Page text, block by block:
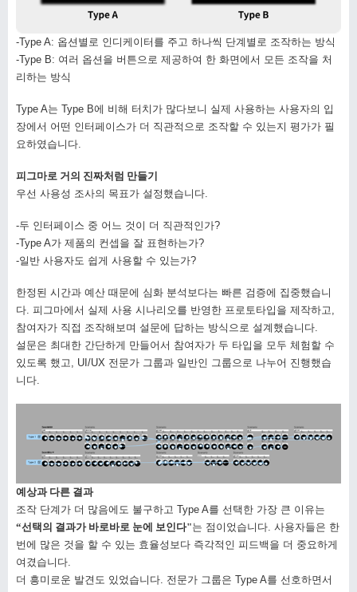
-Type A: 옵션별로 인디케이터를 주고 하나씩 단계별로 조작하는 방식
-Type B: 여러 옵션을 버튼으로 제공하여 한 화면에서 모든 조작을 처
리하는 방식
Type A는 Type B에 비해 터치가 많다보니 실제 사용하는 사용자의 입
장에서 어떤 인터페이스가 더 직관적으로 조작할 수 있는지 평가가 필
요하였습니다.
피그마로 거의 진짜처럼 만들기
우선 사용성 조사의 목표가 설정했습니다.
-두 인터페이스 중 어느 것이 더 직관적인가?
-Type A가 제품의 컨셉을 잘 표현하는가?
-일반 사용자도 쉽게 사용할 수 있는가?
한정된 시간과 예산 때문에 심화 분석보다는 빠른 검증에 집중했습니
다. 피그마에서 실제 사용 시나리오를 반영한 프로토타입을 제작하고,
참여자가 직접 조작해보며 설문에 답하는 방식으로 설계했습니다.
설문은 최대한 간단하게 만들어서 참여자가 두 타입을 모두 체험할 수
있도록 했고, UI/UX 전문가 그룹과 일반인 그룹으로 나누어 진행했습
니다.
예상과 다른 결과
조작 단계가 더 많음에도 불구하고 Type A를 선택한 가장 큰 이유는
“선택의 결과가 바로바로 눈에 보인다"는 점이었습니다. 사용자들은 한
번에 많은 것을 할 수 있는 효율성보다 즉각적인 피드백을 더 중요하게
여겼습니다.
더 흥미로운 발견도 있었습니다. 전문가 그룹은 Type A를 선호하면서